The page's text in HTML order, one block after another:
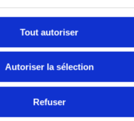
Tout autoriser
Autoriser la sélection
Refuser